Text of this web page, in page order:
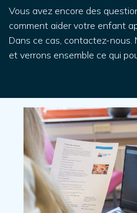
Vous avez encore des
comment aider votre enfant
Dans ce cas, contactez-nous.
et verrons ensemble ce qui